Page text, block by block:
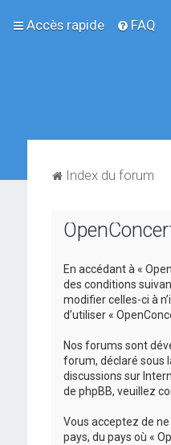
Accès rapide FAQ
Index du forum
En accédant à «
des conditions
modifier celles-ci à
d’utiliser «
Nos forums sont
forum, déclaré sous
discussions sur
de phpBB, veuillez
Vous acceptez de
pays, du pays où «